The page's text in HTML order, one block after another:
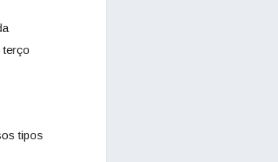
terço
tipos